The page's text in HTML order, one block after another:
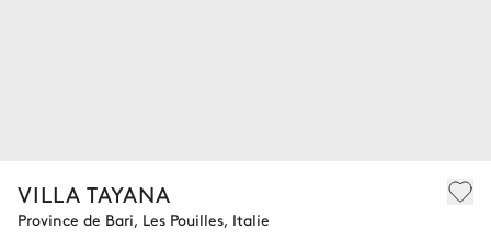
VILLA TAYANA
Province de Bari, Les Pouilles, Italie